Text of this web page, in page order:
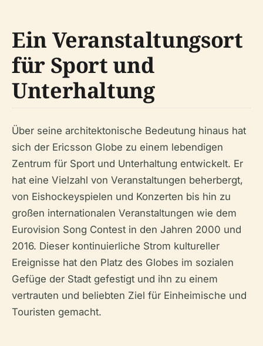
Ein Veranstaltungsort
für Sport und
Unterhaltung
Über seine architektonische Bedeutung hinaus hat
sich der Ericsson Globe zu einem lebendigen
Zentrum für Sport und Unterhaltung entwickelt. Er
hat eine Vielzahl von Veranstaltungen beherbergt,
von Eishockeyspielen und Konzerten bis hin zu
großen internationalen Veranstaltungen wie dem
Eurovision Song Contest in den Jahren 2000 und
2016. Dieser kontinuierliche Strom kultureller
Ereignisse hat den Platz des Globes im sozialen
Gefüge der Stadt gefestigt und ihn zu einem
vertrauten und beliebten Ziel für Einheimische und
Touristen gemacht.